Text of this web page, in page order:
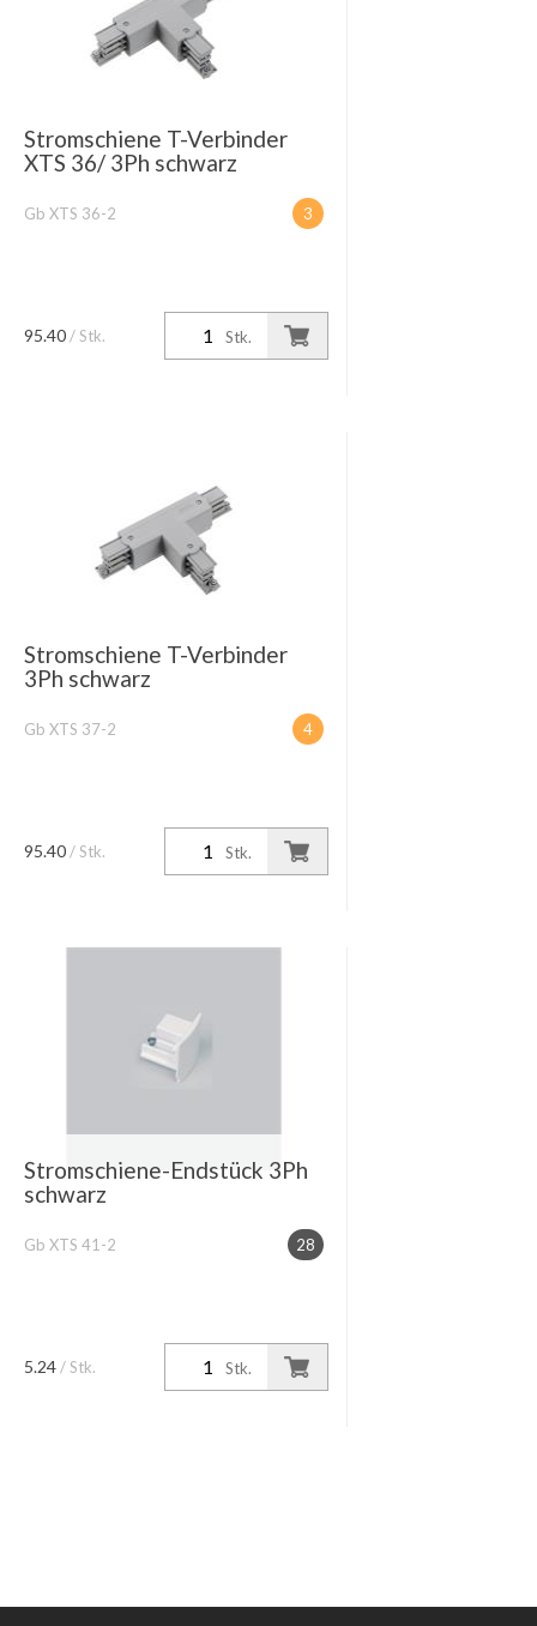
Stromschiene T-Verbinder
XTS 36/ 3Ph schwarz
3
Gb XTS 36-2
Stk.
95.40/ Stk.
Stromschiene T-Verbinder
3Ph schwarz
4
Gb XTS 37-2
Stk.
95.40/ Stk.
Stromschiene-Endstück 3Ph
schwarz
28
Gb XTS 41-2
Stk.
5.24/ Stk.